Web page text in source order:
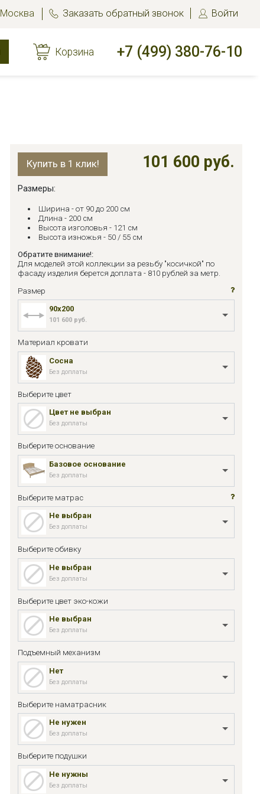
Москва Заказать обратный звонок Войти
Корзина +7 (499) 380-76-10
Купить в 1 клик! 101 600 руб.
Размеры:
Ширина - от 90 до 200 см
Длина - 200 см
Высота изголовья - 121 см
Высота изножья - 50 / 55 см
Обратите внимание!:
Для моделей этой коллекции за резьбу "косичкой" по
фасаду изделия берется доплата - 810 рублей за метр.
Размер
90x200
101 600 руб.
Материал кровати
Сосна
Без доплаты
Выберите цвет
Цвет не выбран
Без доплаты
Выберите основание
Базовое основание
Без доплаты
Выберите матрас
Не выбран
Без доплаты
Выберите обивку
Не выбран
Без доплаты
Выберите цвет эко-кожи
Не выбран
Без доплаты
Подъемный механизм
Нет
Без доплаты
Выберите наматрасник
Не нужен
Без доплаты
Выберите подушки
Не нужны
Без доплаты